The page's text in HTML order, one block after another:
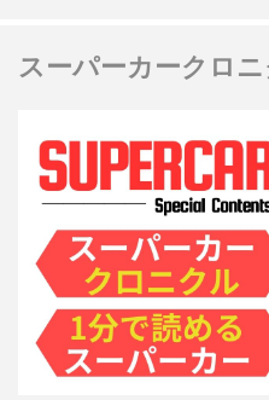
スーパーカークロ